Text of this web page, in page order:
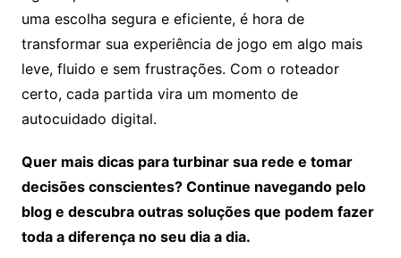
uma escolha segura e eficiente, é hora de
transformar sua experiência de jogo em algo mais
leve, fluido e sem frustrações. Com o roteador
certo, cada partida vira um momento de
autocuidado digital.
Quer mais dicas para turbinar sua rede e tomar
decisões conscientes? Continue navegando pelo
blog e descubra outras soluções que podem fazer
toda a diferença no seu dia a dia.